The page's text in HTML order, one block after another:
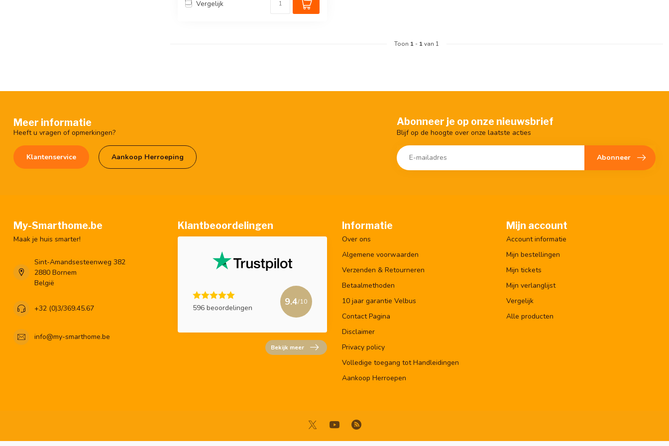
Vergelijk
Toon 1 - 1van 1
Meer informatie
Heeft u vragen of opmerkingen?
Klantenservice Aankoop Herroeping
Abonneer je op onze nieuwsbrief
Blijf op de hoogte over onze laatste acties
Abonneer
My-Smarthome.be
Maak je huis smarter!
Sint-Amandsesteenweg 382
2880 Bornem
België
+32 (0)3/369.45.67
info@my-smarthome.be
Klantbeoordelingen
596 beoordelingen
9.4/10
Bekijk meer
Informatie
Over ons
Algemene voorwaarden
Verzenden & Retourneren
Betaalmethoden
10 jaar garantie Velbus
Contact Pagina
Disclaimer
Privacy policy
Volledige toegang tot Handleidingen
Aankoop Herroepen
Mijn account
Account informatie
Mijn bestellingen
Mijn tickets
Mijn verlanglijst
Vergelijk
Alle producten